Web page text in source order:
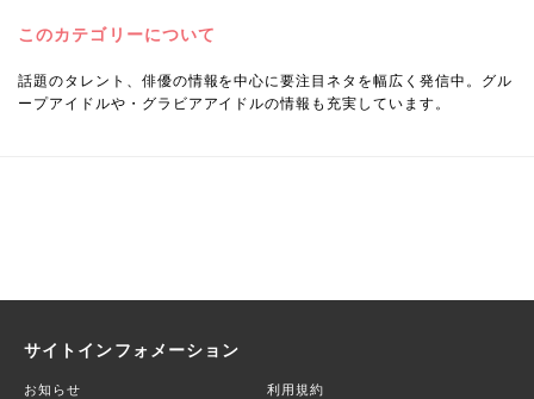
このカテゴリーについて
話題のタレント、俳優の情報を中心に要注目ネタを幅広く発信中。グル
ープアイドルや・グラビアアイドルの情報も充実しています。
サイトインフォメーション
お知らせ 利用規約